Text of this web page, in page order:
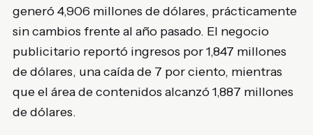
generó 4,906 millones de dólares, prácticamente
sin cambios frente al año pasado. El negocio
publicitario reportó ingresos por 1,847 millones
de dólares, una caída de 7 por ciento, mientras
que el área de contenidos alcanzó 1,887 millones
de dólares.